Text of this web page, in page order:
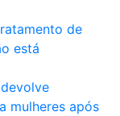
de
está
mulheres após